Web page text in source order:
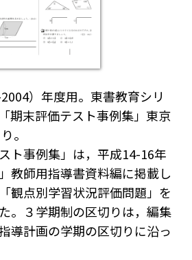
）年度用。東書教育シリ
期末評価テスト事例集」東京
。
ト事例集」は，平成14-16年
教師用指導書資料編に掲載し
観点別学習状況評価問題」を
。３学期制の区切りは，編集
導計画の学期の区切りに沿っ